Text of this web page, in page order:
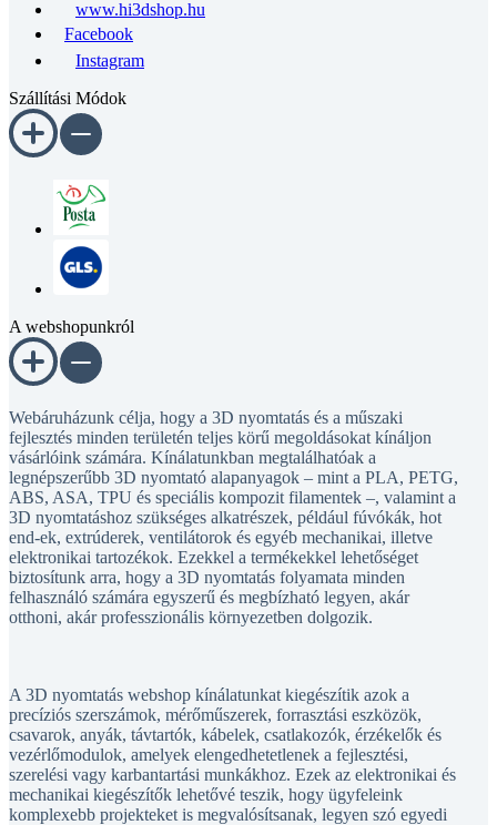
Facebook
Instagram
fejlesztés minden területén teljes körű megoldásokat kínáljon
vásárlóink számára. Kínálatunkban megtalálhatóak a
legnépszerűbb 3D nyomtató alapanyagok – mint a PLA, PETG,
ABS, ASA, TPU és speciális kompozit filamentek –, valamint a
3D nyomtatáshoz szükséges alkatrészek, például fúvókák, hot
end-ek, extrúderek, ventilátorok és egyéb mechanikai, illetve
elektronikai tartozékok. Ezekkel a termékekkel lehetőséget
biztosítunk arra, hogy a 3D nyomtatás folyamata minden
felhasználó számára egyszerű és megbízható legyen, akár
otthoni, akár professzionális környezetben dolgozik.
precíziós szerszámok, mérőműszerek, forrasztási eszközök,
csavarok, anyák, távtartók, kábelek, csatlakozók, érzékelők és
vezérlőmodulok, amelyek elengedhetetlenek a fejlesztési,
szerelési vagy karbantartási munkákhoz. Ezek az elektronikai és
mechanikai kiegészítők lehetővé teszik, hogy ügyfeleink
komplexebb projekteket is megvalósítsanak, legyen szó egyedi
fejlesztésekről, prototípusgyártásról vagy oktatási célokról.